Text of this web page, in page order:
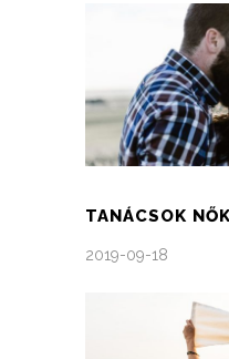
TANÁCSOK
2019-09-18